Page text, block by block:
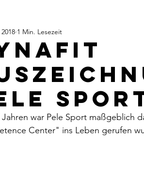
1 Min. Lesezeit
Jahren war Pele Sport maßgeblich
Center" ins Leben gerufen